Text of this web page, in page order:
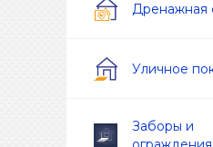
Дренажная
Уличное
Заборы и